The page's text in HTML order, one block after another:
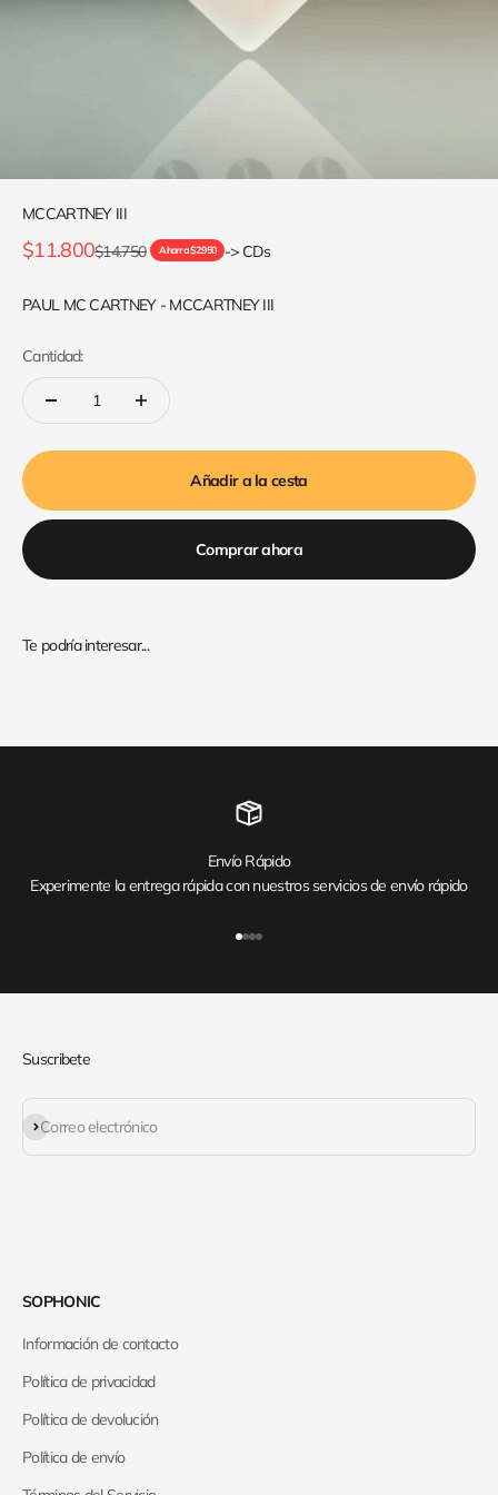
MCCARTNEY III
Precio de oferta
$11.800Precio normal
$14.750 Ahorra $2.950 -> CDs
PAUL MC CARTNEY - MCCARTNEY III
Cantidad:
Añadir a la cesta
Comprar ahora
Envío Rápido
Experimente la entrega rápida con nuestros servicios de envío rápido
Suscribete
Correo electrónico
Suscribirse
SOPHONIC
Información de contacto
Política de privacidad
Política de devolución
Política de envío